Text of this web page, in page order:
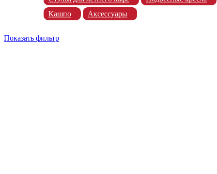
Кашпо
Аксессуары
Показать фильтр